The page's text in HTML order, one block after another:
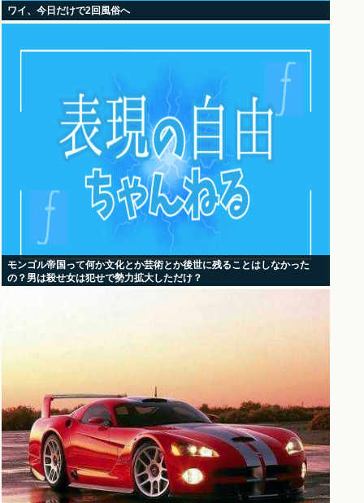
ワイ、今日だけで2回風俗へ
モンゴル帝国って何か文化とか芸術とか後世に残ることはしなかった
の？男は殺せ女は犯せで勢力拡大しただけ？